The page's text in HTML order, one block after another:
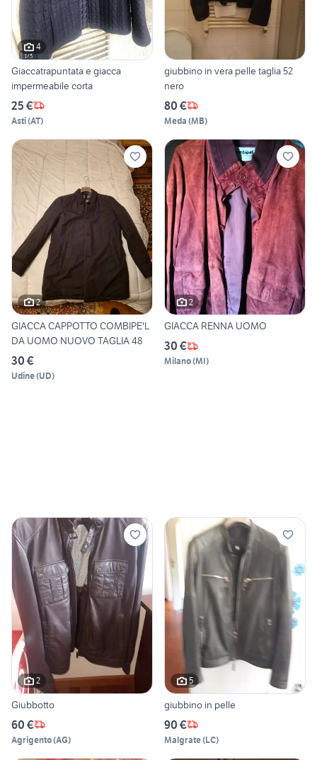
4
Giaccatrapuntata e giacca
impermeabile corta
25 €
Asti(AT)
giubbino in vera pelle taglia 52
nero
80 €
Meda (MB)
2
GIACCA CAPPOTTO COMBIPE'L
DA UOMO NUOVO TAGLIA 48
30 €
Udine(UD)
2
GIACCA RENNA UOMO
30 €
Milano(MI)
2
Giubbotto
60 €
Agrigento(AG)
5
giubbino in pelle
90 €
Malgrate(LC)